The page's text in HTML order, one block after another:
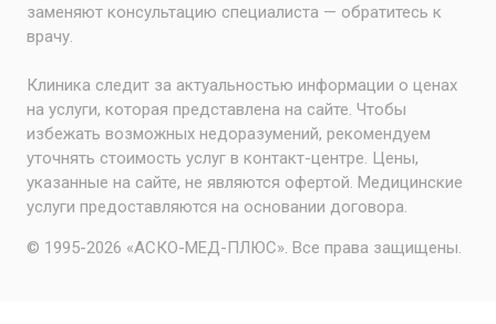
заменяют консультацию специалиста — обратитесь к
врачу.
Клиника следит за актуальностью информации о ценах
на услуги, которая представлена на сайте. Чтобы
избежать возможных недоразумений, рекомендуем
уточнять стоимость услуг в контакт-центре. Цены,
указанные на сайте, не являются офертой. Медицинские
услуги предоставляются на основании договора.
© 1995-2026 «АСКО-МЕД-ПЛЮС». Все права защищены.